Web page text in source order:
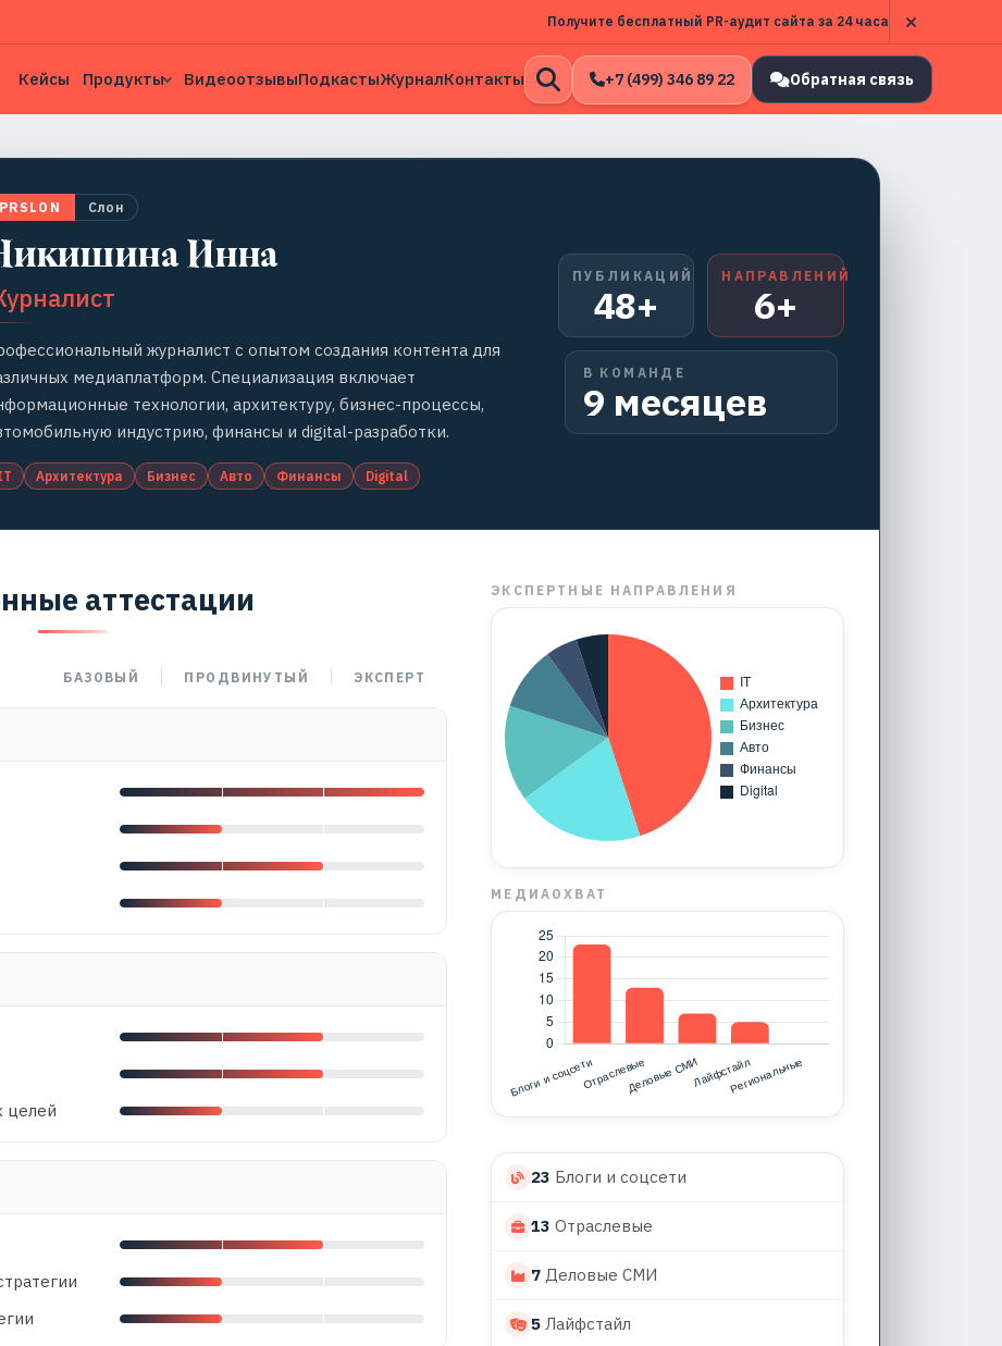
Получите бесплатный PR-аудит сайта за 24 часа
Кейсы Продукты ВидеоотзывыПодкастыЖурналКонтакты
Открыть
поиск
+7 (499) 346 89 22 Обратная связь
PRSLON Слон
Инна
журналист с опытом создания контента для
медиаплатформ. Специализация включает
технологии, архитектуру, бизнес-процессы,
индустрию, финансы и digital-разработки.
Архитектура Бизнес Авто Финансы Digital
ПУБЛИКАЦИЙ
48+
НАПРАВЛЕНИЙ
6+
В КОМАНДЕ
9 месяцев
аттестации
БАЗОВЫЙ ПРОДВИНУТЫЙ ЭКСПЕРТ
целей
ЭКСПЕРТНЫЕ НАПРАВЛЕНИЯ
МЕДИАОХВАТ
23 Блоги и соцсети
13 Отраслевые
7 Деловые СМИ
5 Лайфстайл